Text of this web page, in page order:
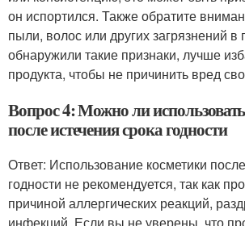
он испортился. Также обратите
пыли, волос или других загрязнений в
обнаружили такие признаки, лучше
продукта, чтобы не причинить вред
Вопрос 4: Можно ли
после истечения срока годности
Ответ: Использование косметики
годности не рекомендуется, так как
причиной аллергических реакций,